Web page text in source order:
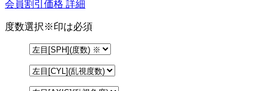
会員割引価格 詳細
度数選択※印は必須